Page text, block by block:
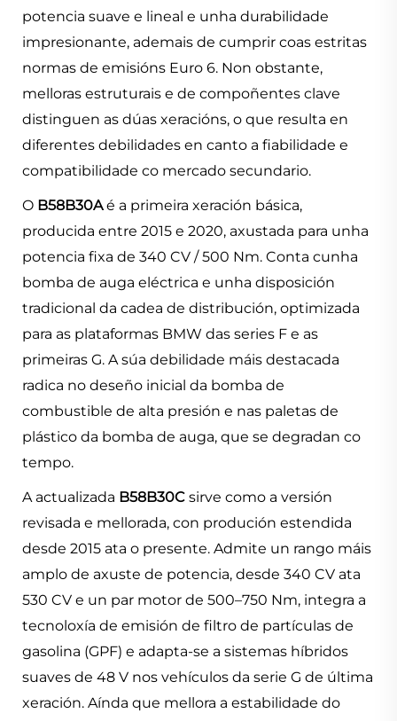
potencia suave e lineal e unha durabilidade
impresionante, ademais de cumprir coas estritas
normas de emisións Euro 6. Non obstante,
melloras estruturais e de compoñentes clave
distinguen as dúas xeracións, o que resulta en
diferentes debilidades en canto a fiabilidade e
compatibilidade co mercado secundario.
O B58B30Aé a primeira xeración básica,
producida entre 2015 e 2020, axustada para unha
potencia fixa de 340 CV / 500 Nm. Conta cunha
bomba de auga eléctrica e unha disposición
tradicional da cadea de distribución, optimizada
para as plataformas BMW das series F e as
primeiras G. A súa debilidade máis destacada
radica no deseño inicial da bomba de
combustible de alta presión e nas paletas de
plástico da bomba de auga, que se degradan co
tempo.
A actualizada B58B30C sirve como a versión
revisada e mellorada, con produción estendida
desde 2015 ata o presente. Admite un rango máis
amplo de axuste de potencia, desde 340 CV ata
530 CV e un par motor de 500–750 Nm, integra a
tecnoloxía de emisión de filtro de partículas de
gasolina (GPF) e adapta-se a sistemas híbridos
suaves de 48 V nos vehículos da serie G de última
xeración. Aínda que mellora a estabilidade do